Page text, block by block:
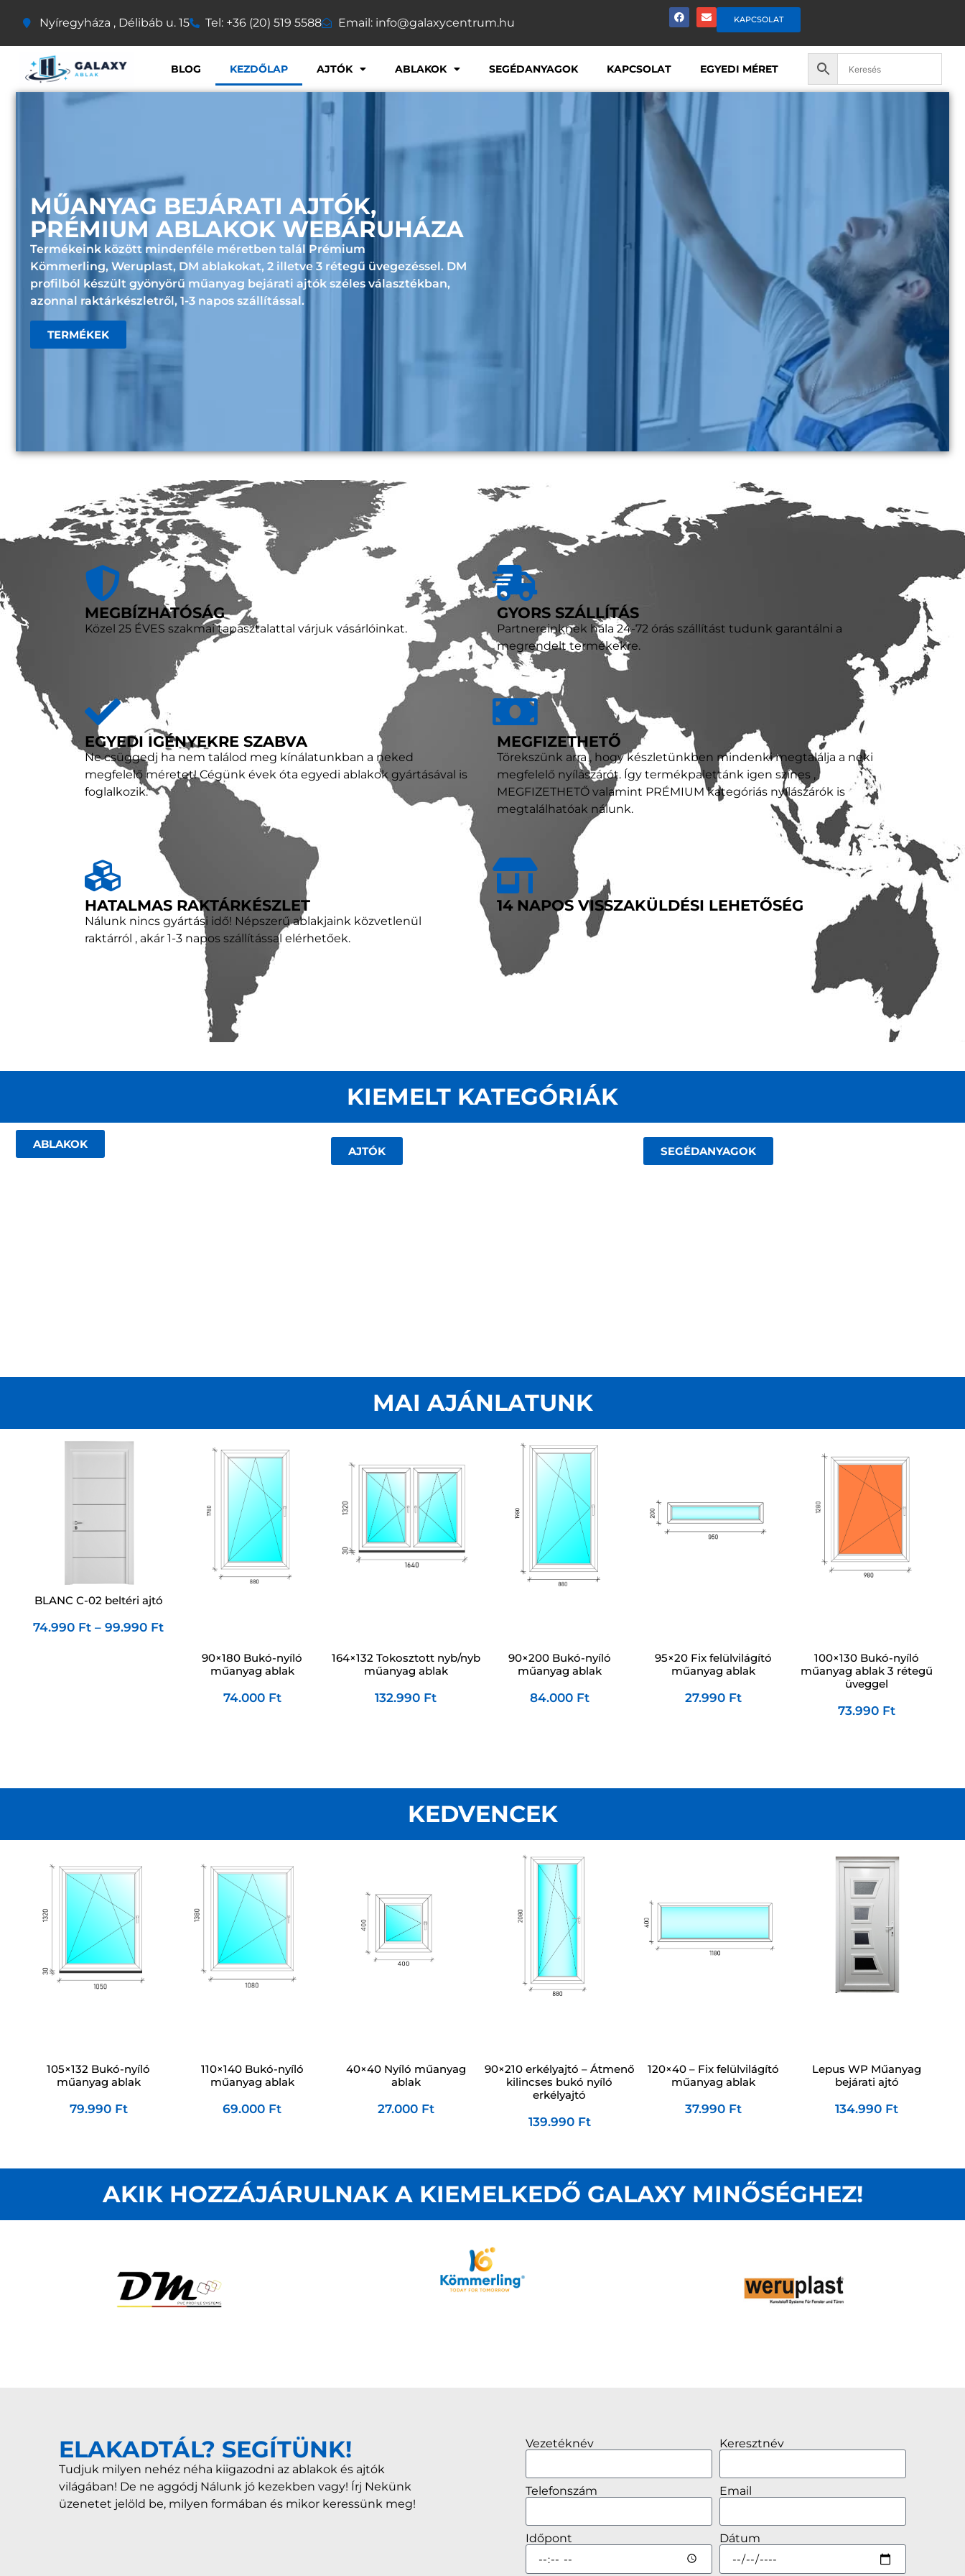
Nyíregyháza , Délibáb u. 15 Tel: +36 (20) 519 5588 Email: info@galaxycentrum.hu KAPCSOLAT
BLOG KEZDŐLAP AJTÓK ABLAKOK SEGÉDANYAGOK KAPCSOLAT EGYEDI MÉRET
MŰANYAG BEJÁRATI AJTÓK,
PRÉMIUM ABLAKOK WEBÁRUHÁZA
Termékeink között mindenféle méretben talál Prémium
Kömmerling, Weruplast, DM ablakokat, 2 illetve 3 rétegű üvegezéssel. DM
profilból készült gyönyörű műanyag bejárati ajtók széles választékban,
azonnal raktárkészletről , 1-3 napos szállítással.
TERMÉKEK
MEGBÍZHATÓSÁG
Közel 25 ÉVES szakmai tapasztalattal várjuk vásárlóinkat.
GYORS SZÁLLÍTÁS
Partnereinknek hála 24-72 órás szállítást tudunk garantálni a
megrendelt termékekre.
EGYEDI IGÉNYEKRE SZABVA
Ne csüggedj ha nem találod meg kínálatunkban a neked
megfelelő méretet! Cégünk évek óta egyedi ablakok gyártásával is
foglalkozik.
MEGFIZETHETŐ
Törekszünk arra , hogy készletünkben mindenki megtalálja a neki
megfelelő nyílászárót. Így termékpalettánk igen színes ,
MEGFIZETHETŐ valamint PRÉMIUM kategóriás nyílászárók is
megtalálhatóak nálunk.
HATALMAS RAKTÁRKÉSZLET
Nálunk nincs gyártási idő! Népszerű ablakjaink közvetlenül
raktárról , akár 1-3 napos szállítással elérhetőek.
14 NAPOS VISSZAKÜLDÉSI LEHETŐSÉG
KIEMELT KATEGÓRIÁK
ABLAKOK
AJTÓK SEGÉDANYAGOK
MAI AJÁNLATUNK
BLANC C-02 beltéri ajtó
74.990 Ft – 99.990 Ft
90×180 Bukó-nyíló
műanyag ablak
74.000 Ft
164×132 Tokosztott nyb/nyb
műanyag ablak
132.990 Ft
90×200 Bukó-nyíló
műanyag ablak
84.000 Ft
95×20 Fix felülvilágító
műanyag ablak
27.990 Ft
100×130 Bukó-nyíló
műanyag ablak 3 rétegű
üveggel
73.990 Ft
KEDVENCEK
105×132 Bukó-nyíló
műanyag ablak
79.990 Ft
110×140 Bukó-nyíló
műanyag ablak
69.000 Ft
40×40 Nyíló műanyag
ablak
27.000 Ft
90×210 erkélyajtó – Átmenő
kilincses bukó nyíló
erkélyajtó
139.990 Ft
120×40 – Fix felülvilágító
műanyag ablak
37.990 Ft
Lepus WP Műanyag
bejárati ajtó
134.990 Ft
AKIK HOZZÁJÁRULNAK A KIEMELKEDŐ GALAXY MINŐSÉGHEZ!
ELAKADTÁL? SEGÍTÜNK!
Tudjuk milyen nehéz néha kiigazodni az ablakok és ajtók
világában! De ne aggódj Nálunk jó kezekben vagy! Írj Nekünk
üzenetet jelöld be, milyen formában és mikor keressünk meg!
Vezetéknév Keresztnév
Telefonszám Email
Időpont Dátum